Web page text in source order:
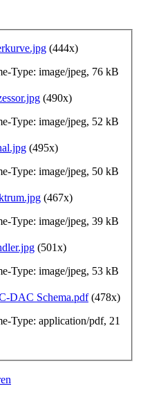
(444x)
Type: image/jpeg, 76 kB
(490x)
Type: image/jpeg, 52 kB
(495x)
Type: image/jpeg, 50 kB
(467x)
Type: image/jpeg, 39 kB
(501x)
Type: image/jpeg, 53 kB
DAC Schema.pdf (478x)
Type: application/pdf, 21